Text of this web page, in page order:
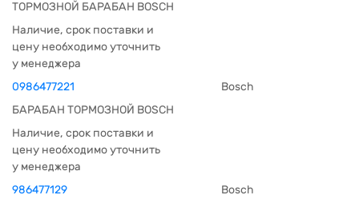
ТОРМОЗНОЙ БАРАБАН BOSCH
Наличие, срок поставки и
цену необходимо уточнить
у менеджера
0986477221
Bosch
БАРАБАН ТОРМОЗНОЙ BOSCH
Наличие, срок поставки и
цену необходимо уточнить
у менеджера
986477129
Bosch